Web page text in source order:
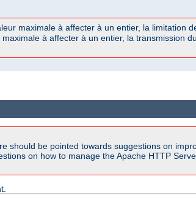
maximale à affecter à un entier, la limitation
à affecter à un entier, la transmission
should be pointed towards suggestions on
on how to manage the Apache HTTP